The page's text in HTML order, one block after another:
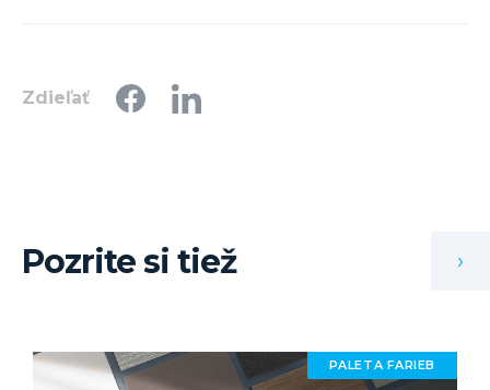
Zdieľať
Pozrite si tiež
PALETA FARIEB
›